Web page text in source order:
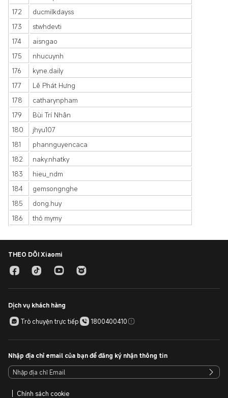
172
ducmilkdayss
173
stwhdevti
174
aisngao
175
nhucuynh
176
kyne.daily
177
Lê Phát Hưng
178
catharynpham
179
Bùi Trí Nhân
180
jhyu107
181
phannguyencaca
182
naky.nhatky
183
hieu_ndm
184
gemsongnghe
185
dong.huy
186
thỏ mymy
THEO DÕI Xiaomi
Dịch vụ khách hàng
Trò chuyện trực tiếp
1800400410
Nhập địa chỉ email của bạn để đăng ký nhận thông tin
Chính sách cookie